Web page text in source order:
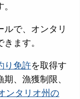
ルで、オンタリ
ます。
り免許を取得す
、漁獲制限、
ンタリオ州の